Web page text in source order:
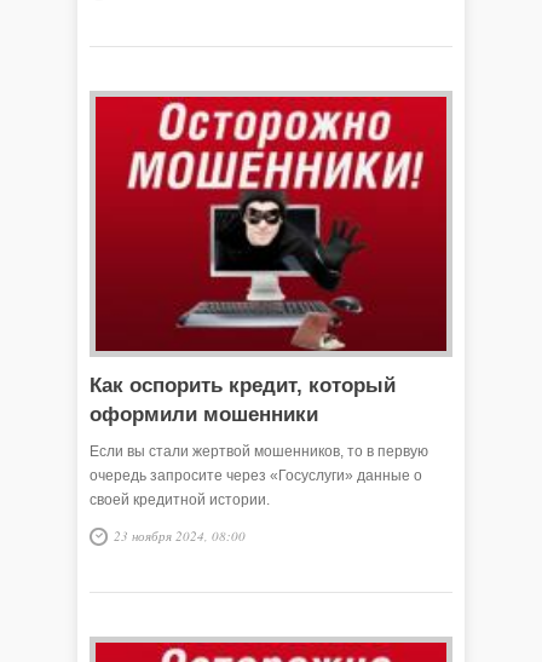
Как оспорить кредит, который
оформили мошенники
Если вы стали жертвой мошенников, то в первую
очередь запросите через «Госуслуги» данные о
своей кредитной истории.
23 ноября 2024, 08:00